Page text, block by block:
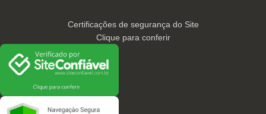
Certificações de segurança do Site
Clique para conferir